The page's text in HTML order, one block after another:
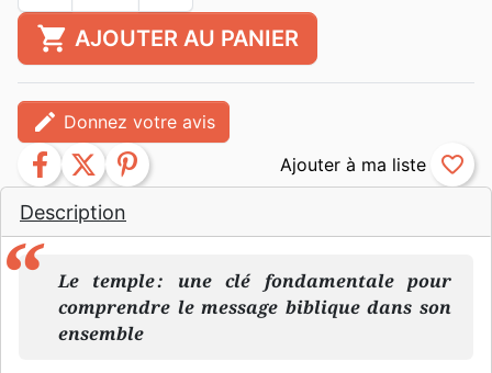
Description
Le temple : une clé fondamentale pour
comprendre le message biblique dans son
ensemble
shopping_cart AJOUTER AU PANIER
edit Donnez votre avis
facebook twitter pinterest favorite_border